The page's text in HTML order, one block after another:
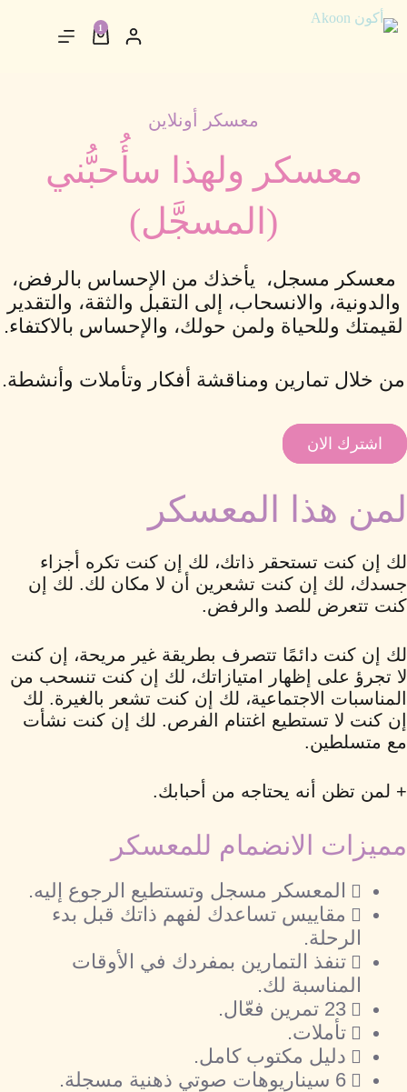
التجاوز
إلى
عربة
1
معسكر أونلاين
معسكر ولهذا سأُحبُّني
(المسجَّل)
معسكر مسجل، يأخذك من الإحساس بالرفض،
والدونية، والانسحاب، إلى التقبل والثقة، والتقدير
لقيمتك وللحياة ولمن حولك، والإحساس بالاكتفاء.
من خلال تمارين ومناقشة أفكار وتأملات وأنشطة.
اشترك الان
لمن هذا المعسكر
لك إن كنت تستحقر ذاتك، لك إن كنت تكره أجزاء
جسدك، لك إن كنت تشعرين أن لا مكان لك. لك إن
كنت تتعرض للصد والرفض.
لك إن كنت دائمًا تتصرف بطريقة غير مريحة، إن كنت
لا تجرؤ على إظهار امتيازاتك، لك إن كنت تنسحب من
المناسبات الاجتماعية، لك إن كنت تشعر بالغيرة. لك
إن كنت لا تستطيع اغتنام الفرص. لك إن كنت نشأت
مع متسلطين.
+ لمن تظن أنه يحتاجه من أحبابك.
مميزات الانضمام للمعسكر
المعسكر مسجل وتستطيع الرجوع إليه.
مقاييس تساعدك لفهم ذاتك قبل بدء
الرحلة.
تنفذ التمارين بمفردك في الأوقات
المناسبة لك.
23 تمرين فعّال.
تأملات.
دليل مكتوب كامل.
6 سيناريوهات صوتي ذهنية مسجلة.